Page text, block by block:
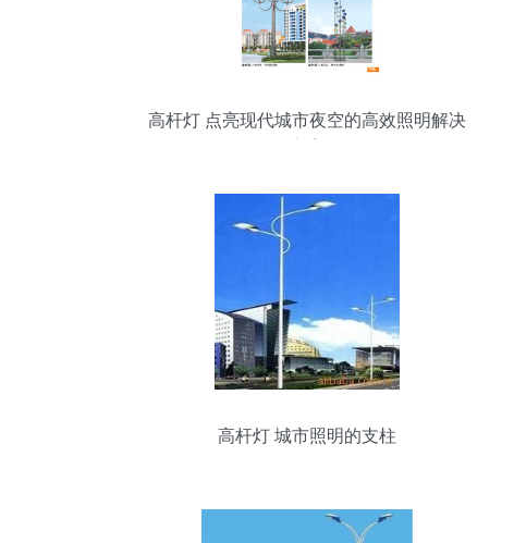
高杆灯 点亮现代城市夜空的高效照明解决
高杆灯 城市照明的支柱